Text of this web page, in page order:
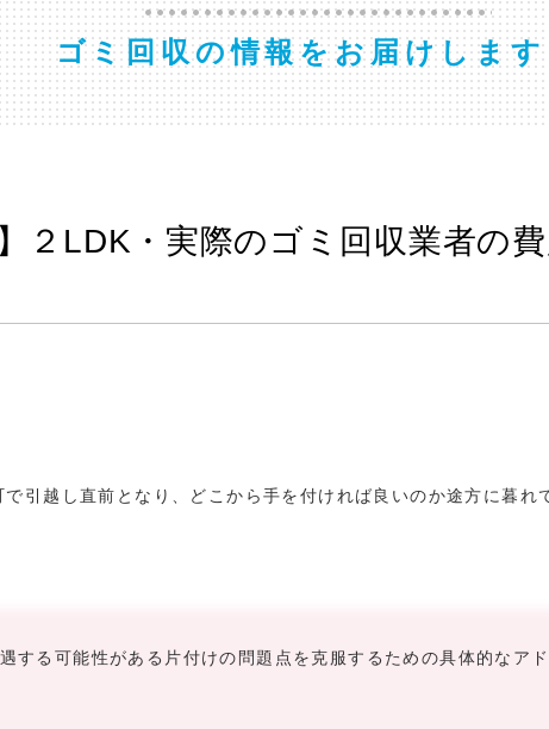
ゴミ回収の情報をお届けしま
２LDK・実際のゴミ回収業者の
引越し直前となり、どこから手を付ければ良いのか途方に暮れ
する可能性がある片付けの問題点を克服するための具体的なア